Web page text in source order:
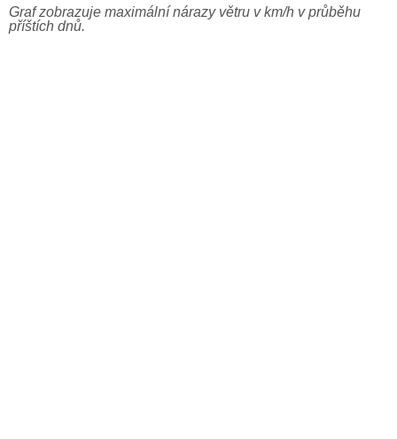
Graf zobrazuje maximální nárazy větru v km/h v průběhu
příštích dnů.